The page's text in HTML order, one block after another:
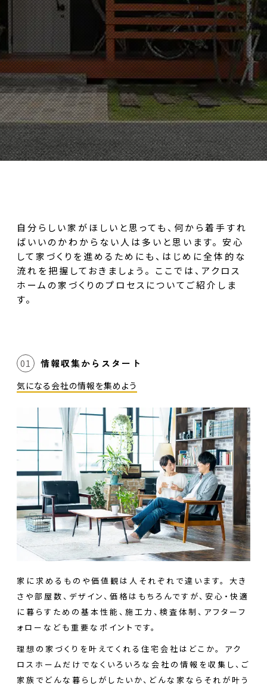
自分らしい家がほしいと思っても、何から着手すれ
ばいいのかわからない人は多いと思います。 安心
して家づくりを進めるためにも、はじめに全体的な
流れを把握しておきましょう。 ここでは、アクロス
ホームの家づくりのプロセスについてご紹介しま
す。
01 情報収集からスタート
気になる会社の情報を集めよう
家に求めるものや価値観は人それぞれで違います。 大き
さや部屋数、デザイン、価格はもちろんですが、安心・快適
に暮らすための基本性能、施工力、検査体制、アフターフ
ォローなども重要なポイントです。
理想の家づくりを叶えてくれる住宅会社はどこか。 アク
ロスホームだけでなくいろいろな会社の情報を収集し、ご
家族でどんな暮らしがしたいか、どんな家ならそれが叶う